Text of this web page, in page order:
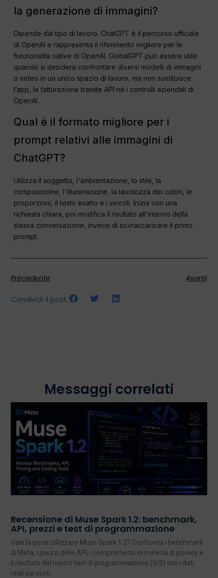
la generazione di immagini?
Dipende dal tipo di lavoro. ChatGPT è il percorso ufficiale
di OpenAI e rappresenta il riferimento migliore per le
funzionalità native di OpenAI. GlobalGPT può essere utile
quando si desidera confrontare diversi modelli di immagini
o video in un unico spazio di lavoro, ma non sostituisce
l’app, la fatturazione tramite API né i controlli aziendali di
OpenAI.
Qual è il formato migliore per i
prompt relativi alle immagini di
ChatGPT?
Utilizza il soggetto, l'ambientazione, lo stile, la
composizione, l'illuminazione, la tavolozza dei colori, le
proporzioni, il testo esatto e i vincoli. Inizia con una
richiesta chiara, poi modifica il risultato all'interno della
stessa conversazione, invece di sovraccaricare il primo
prompt.
Precedente Avanti
Condividi il post:
Messaggi correlati
Recensione di Muse Spark 1.2: benchmark,
API, prezzi e test di programmazione
Vale la pena utilizzare Muse Spark 1.2? Confronta i benchmark
di Meta, i prezzi delle API, i compromessi in materia di privacy e
il risultato del nostro test di programmazione (3/3) con i dati
reali sui costi.